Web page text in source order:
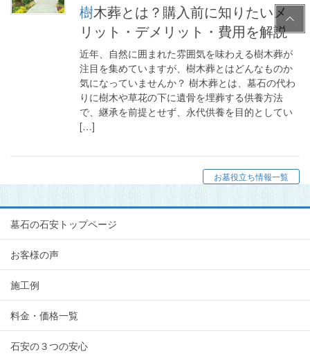
樹木葬とは？購入前に知りたいメ
リット・デメリット・費用を解説
近年、自然に囲まれた雰囲気を味わえる樹木葬が
注目を集めていますが、樹木葬とはどんなものか
気になっていませんか？ 樹木葬とは、墓石の代わ
りに樹木や草花の下に遺骨を埋葬する供養方法
で、継承を前提とせず、永代供養を目的としてい
[…]
お墓役立ち情報一覧
墓石の石安トップページ
お客様の声
施工例
料金・価格一覧
石安の３つの安心
PAG
E
TOP